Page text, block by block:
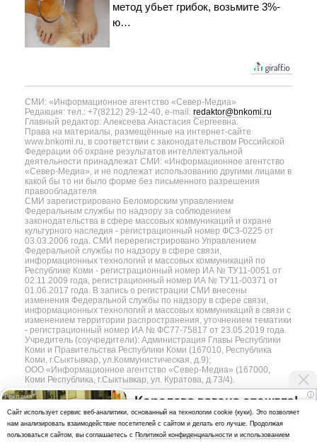
метод убьет грибок, возьмите 3%-
ю…
СМИ: «Информационное агентство «Север-Медиа»
Редакция: тел.: +7(8212) 29-12-40, e-mail: redaktor@bnkomi.ru
Главный редактор: Алексеева Анастасия Сергеевна.
Права на материалы, размещённые на интернет-сайте
www.bnkomi.ru, в соответствии с законодательством Российской
Федерации об охране результатов интеллектуальной
деятельности принадлежат СМИ: «Информационное агентство
«Север-Медиа», и не подлежат использованию другими лицами в
какой бы то ни было форме без письменного разрешения
правообладателя.
СМИ зарегистрировано Беломорским управлением
Федеральным службы по надзору за соблюдением
законодательства в сфере массовых коммуникаций и охране
культурного наследия - регистрационный номер ФС3-0225 от
03.03.2006 года. СМИ перерегистрировано Управлением
Федеральной службы по надзору в сфере связи,
информационных технологий и массовых коммуникаций по
Республике Коми - регистрационный номер ИА № ТУ11-0051 от
02.11.2009 года, регистрационный номер ИА № ТУ11-00371 от
01.06.2017 года. В запись о регистрации СМИ внесены
изменения Федеральной службы по надзору в сфере связи,
информационных технологий и массовых коммуникаций в связи с
изменением территории распространения, уточнением тематики
- регистрационный номер ИА № ФС77-75817 от 23.05.2019 года.
Учредитель (соучредители): Администрация Главы Республики
Коми и Правительства Республики Коми (167010, Республика
Коми, г.Сыктывкар, ул.Коммунистическая, д.9);
ООО «Информационное агентство «Север-Медиа» (167000,
Коми Республика, г.Сыктывкар, ул. Куратова, д.73/4).
Разработка сайта — web-студия «Цифровой Век»
i
Королева вагона отожгла!
Видео не оставит
равнодушным
Политика
Cайт использует сервис веб-аналитики, основанный на технологии cookie (куки). Это позволяет
нам анализировать взаимодействие посетителей с сайтом и делать его лучше. Продолжая
пользоваться сайтом, вы соглашаетесь с Политикой конфиденциальности и использованием